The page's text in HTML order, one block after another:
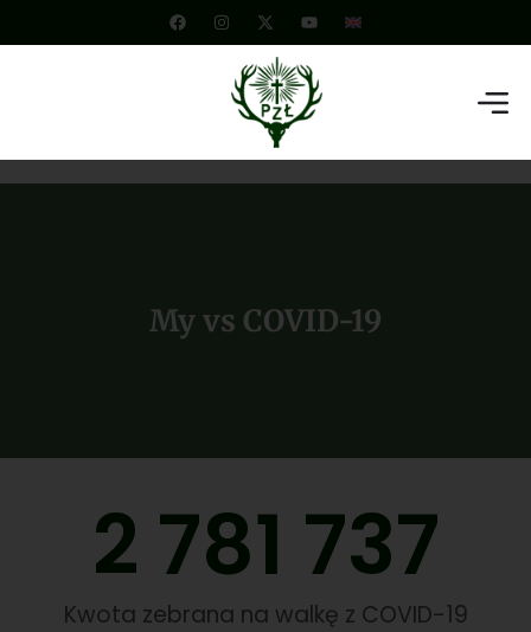
My vs COVID-19
Kwota zebrana na walkę z COVID-19
2 781 737